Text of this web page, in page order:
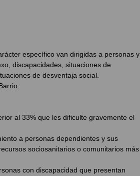
específico van dirigidas a personas y
discapacidades, situaciones de
de desventaja social.
al 33% que les dificulte gravemente el
a personas dependientes y sus
sociosanitarios o comunitarios más
con discapacidad que presentan